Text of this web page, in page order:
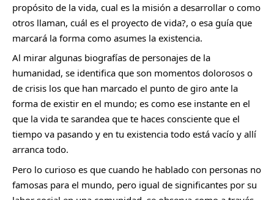
propósito de la vida, cual es la misión a desarrollar o como
otros llaman, cuál es el proyecto de vida?, o esa guía que
marcará la forma como asumes la existencia.
Al mirar algunas biografías de personajes de la
humanidad, se identifica que son momentos dolorosos o
de crisis los que han marcado el punto de giro ante la
forma de existir en el mundo; es como ese instante en el
que la vida te sarandea que te haces consciente que el
tiempo va pasando y en tu existencia todo está vacío y allí
arranca todo.
Pero lo curioso es que cuando he hablado con personas no
famosas para el mundo, pero igual de significantes por su